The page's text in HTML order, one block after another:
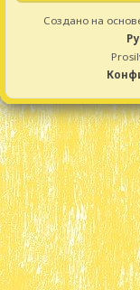
Создано на